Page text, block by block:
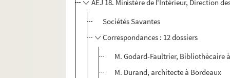
AEJ 18. Ministère de l'Intérieur, Direction
Sociétés Savantes
Correspondances : 12 dossiers
M. Godard-Faultrier, Bibliothècaire
M. Durand, architecte à Bordeaux